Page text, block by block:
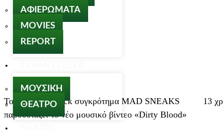
ΑΦΙΕΡΩΜΑΤΑ
MOVIES
REPORT
ΜΟΥΣΙΚΗ
ΘΕΑΤΡΟ
Το alternative rock συγκρότημα MAD SNEAKS
παρουσιάζει το νέο μουσικό βίντεο «Dirty Blood»
13